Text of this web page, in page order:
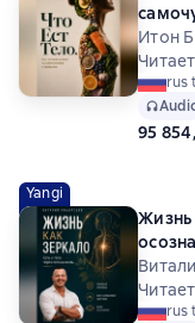
Итон
rus
95
Yangi
Жизнь
rus